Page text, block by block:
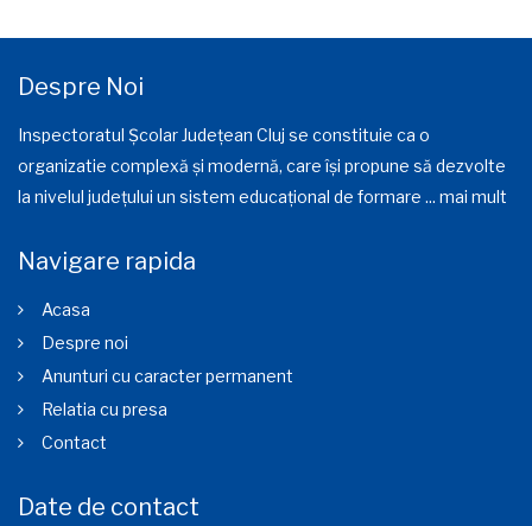
Despre Noi
Inspectoratul Școlar Județean Cluj se constituie ca o
organizatie complexă și modernă, care își propune să dezvolte
la nivelul județului un sistem educațional de formare ... mai mult
Navigare rapida
Acasa
Despre noi
Anunturi cu caracter permanent
Relatia cu presa
Contact
Date de contact